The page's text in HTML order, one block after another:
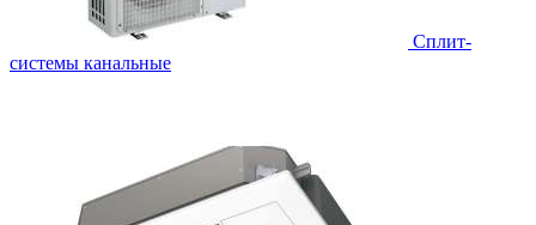
Сплит-
системы канальные